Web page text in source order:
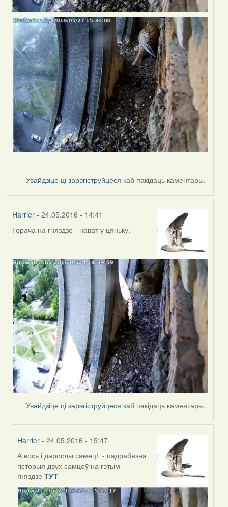
Увайдзіце цізарэгіструйцеся каб пакідаць каментары.
Harrier- 24.05.2016 - 14:41
Горача на гняздзе - нават у цяньку:
Увайдзіце цізарэгіструйцеся каб пакідаць каментары.
Harrier - 24.05.2016 - 15:47
In
reply
to
by
Harrier
А вось і дарослы самец! - падрабязна
гісторыя двух самцоў на гэтым
гняздзеТУТ